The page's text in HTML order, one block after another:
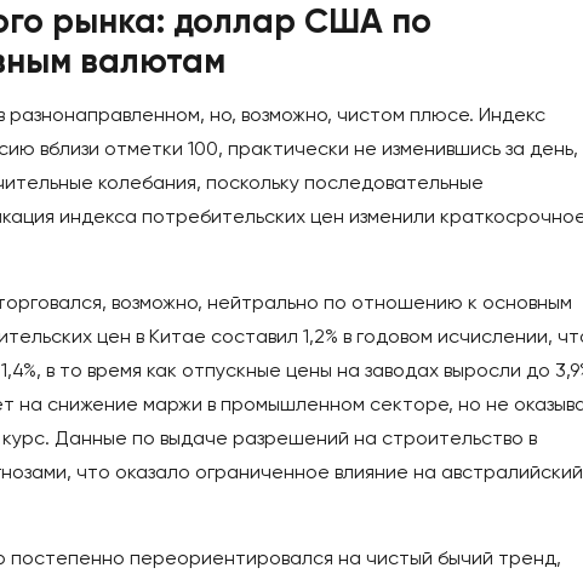
рынка: доллар США по
валютам
но, возможно, чистом плюсе. Индекс
вблизи отметки 100, практически не изменившись за день,
колебания, поскольку последовательные
индекса потребительских цен изменили
возможно, нейтрально по отношению к основным
цен в Китае составил 1,2% в годовом исчислении,
в то время как отпускные цены на заводах выросли до
на снижение маржи в промышленном секторе, но не
Данные по выдаче разрешений на строительство в
что оказало ограниченное влияние на австралийский
переориентировался на чистый бычий тренд,